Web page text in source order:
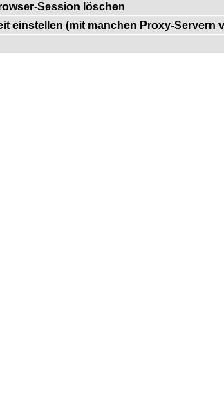
Session löschen
einstellen (mit manchen Proxy-Servern